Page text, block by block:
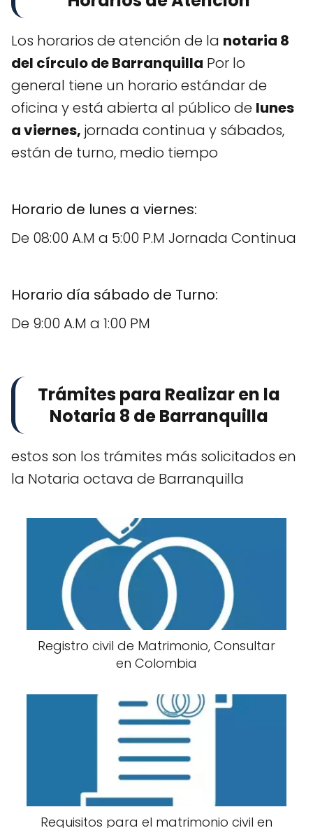
Los horarios de atención de la notaria 8
del círculo de Barranquilla Por lo
general tiene un horario estándar de
oficina y está abierta al público de lunes
a viernes, jornada continua y sábados,
están de turno, medio tiempo
Horario de lunes a viernes:
De 08:00 A.M a 5:00 P.M Jornada Continua
Horario día sábado de Turno:
De 9:00 A.M a 1:00 PM
Trámites para Realizar en la
Notaria 8 de Barranquilla
estos son los trámites más solicitados en
la Notaria octava de Barranquilla
Registro civil de Matrimonio, Consultar
en Colombia
Requisitos para el matrimonio civil en